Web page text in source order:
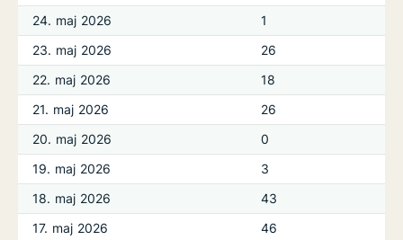
24. maj 2026
1
23. maj 2026
26
22. maj 2026
18
21. maj 2026
26
20. maj 2026
0
19. maj 2026
3
18. maj 2026
43
17. maj 2026
46